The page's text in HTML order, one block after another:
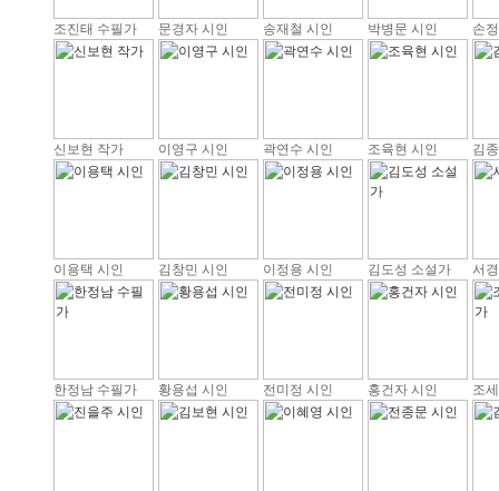
조진태 수필가 문경자 시인 송재철 시인 박병문 시인 손
신보현 작가 이영구 시인 곽연수 시인 조육현 시인 김
이용택 시인 김창민 시인 이정용 시인 김도성 소설가 서
한정남 수필가 황용섭 시인 전미정 시인 홍건자 시인 조